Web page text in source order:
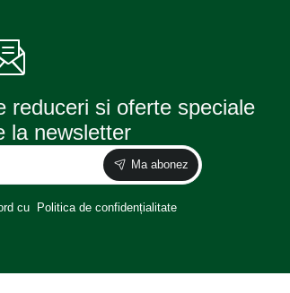
reduceri si oferte speciale
la newsletter
Ma abonez
cu Politica de confidențialitate